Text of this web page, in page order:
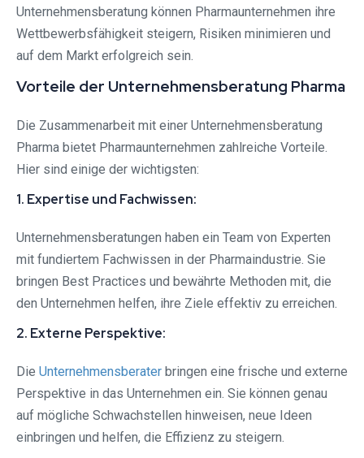
Unternehmensberatung können Pharmaunternehmen ihre
Wettbewerbsfähigkeit steigern, Risiken minimieren und
auf dem Markt erfolgreich sein.
Vorteile der Unternehmensberatung Pharma
Die Zusammenarbeit mit einer Unternehmensberatung
Pharma bietet Pharmaunternehmen zahlreiche Vorteile.
Hier sind einige der wichtigsten:
1. Expertise und Fachwissen:
Unternehmensberatungen haben ein Team von Experten
mit fundiertem Fachwissen in der Pharmaindustrie. Sie
bringen Best Practices und bewährte Methoden mit, die
den Unternehmen helfen, ihre Ziele effektiv zu erreichen.
2. Externe Perspektive:
Die Unternehmensberater bringen eine frische und externe
Perspektive in das Unternehmen ein. Sie können genau
auf mögliche Schwachstellen hinweisen, neue Ideen
einbringen und helfen, die Effizienz zu steigern.